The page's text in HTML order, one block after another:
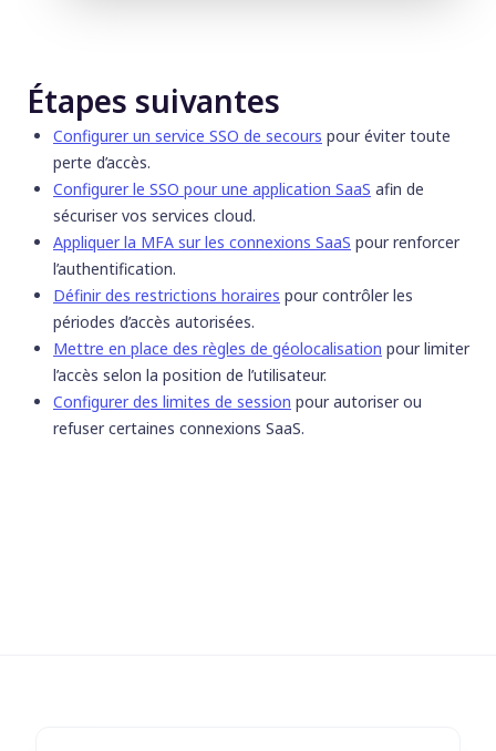
Étapes suivantes
Configurer un service SSO de secours pour éviter toute
perte d’accès.
Configurer le SSO pour une application SaaS afin de
sécuriser vos services cloud.
Appliquer la MFA sur les connexions SaaS pour renforcer
l’authentification.
Définir des restrictions horaires pour contrôler les
périodes d’accès autorisées.
Mettre en place des règles de géolocalisation pour limiter
l’accès selon la position de l’utilisateur.
Configurer des limites de session pour autoriser ou
refuser certaines connexions SaaS.